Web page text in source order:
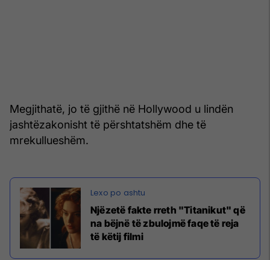
Megjithatë, jo të gjithë në Hollywood u lindën
jashtëzakonisht të përshtatshëm dhe të
mrekullueshëm.
Njëzetë fakte rreth "Titanikut" që
na bëjnë të zbulojmë faqe të reja
të këtij filmi